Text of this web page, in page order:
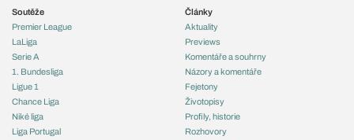
Soutěže
Premier League
LaLiga
Serie A
1. Bundesliga
Ligue 1
Chance Liga
Niké liga
Liga Portugal
Články
Aktuality
Previews
Komentáře a souhrny
Názory a komentáře
Fejetony
Životopisy
Profily, historie
Rozhovory